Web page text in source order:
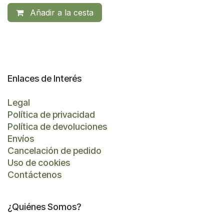
Añadir a la cesta
Enlaces de Interés
Legal
Política de privacidad
Política de devoluciones
Envíos
Cancelación de pedido
Uso de cookies
Contáctenos
¿Quiénes Somos?